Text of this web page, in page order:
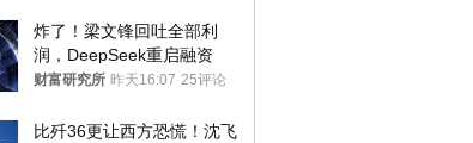
炸了！梁文锋回吐全部利
润，DeepSeek重启融资
财富研究所 昨天16:07 25评论
比歼36更让西方恐慌！沈飞